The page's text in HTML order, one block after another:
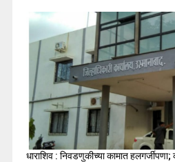
धाराशिव : निवडणुकीच्या कामात हलगर्जीपणा;